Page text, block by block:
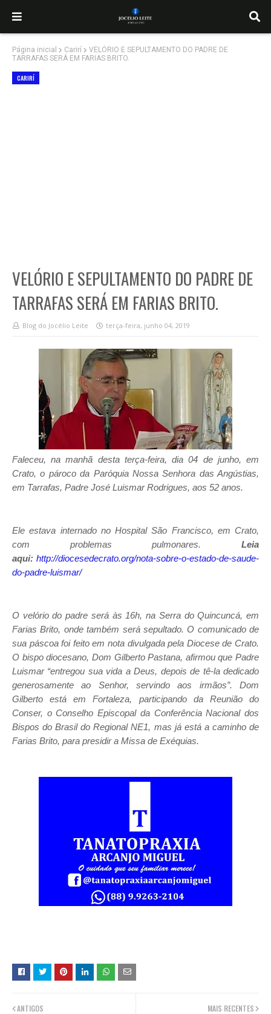
Página inicial Carirí
VELÓRIO E SEPULTAMENTO DO PADRE DE
TARRAFAS SERÁ EM FARIAS BRITO.
CARIRÍ
VELÓRIO E SEPULTAMENTO DO PADRE DE
TARRAFAS SERÁ EM FARIAS BRITO.
Blog do Jocélio Leite terça-feira, junho 04, 2019
Faleceu, na manhã desta terça-feira, dia 04 de junho, em
Crato, o pároco da Paróquia Nossa Senhora das Angústias,
em Tarrafas, Padre José Luismar Rodrigues, aos 52 anos.
Ele estava internado no Hospital São Francisco, em Crato,
com problemas pulmonares. Leia
aqui: http://diocesedecrato.org/nota-sobre-o-estado-de-saude-
do-padre-luismar/
O velório do padre será às 16h, na Serra do Quincuncá, em
Farias Brito, onde também será sepultado. O comunicado de
sua páscoa foi feito em nota divulgada pela Diocese de Crato.
O bispo diocesano, Dom Gilberto Pastana, afirmou que Padre
Luismar “entregou sua vida a Deus, depois de tê-la dedicado
generosamente ao Senhor, servindo aos irmãos”. Dom
Gilberto está em Fortaleza, participando da Reunião do
Conser, o Conselho Episcopal da Conferência Nacional dos
Bispos do Brasil do Regional NE1, mas já está a caminho de
Farias Brito, para presidir a Missa de Exéquias.
MAIS RECENTES
ANTIGOS